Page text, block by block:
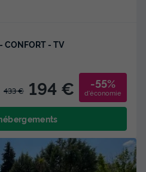
CONFORT - TV
433 € 194 € -55%
d'économie